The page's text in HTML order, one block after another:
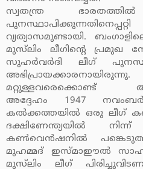
സ്വതന്ത്ര
വ്യത്യാസമുണ്ടായി.
മുസ്‌ലിം ലീഗിന്റെ പ്രമുഖ
സുഹര്‍വര്‍ദി ലീഗ്
മറ്റുള്ളവരെക്കൊണ്ട്
അദ്ദേഹം 1947 നവംബര്‍
കല്‍ക്കത്തയില്‍ ഒരു ലീഗ്
ദക്ഷിണേന്ത്യയില്‍
കണ്‍വെന്‍ഷനില്‍
മുഹമ്മദ് ഇസ്മാഈല്‍
മുസ്‌ലിം ലീഗ്